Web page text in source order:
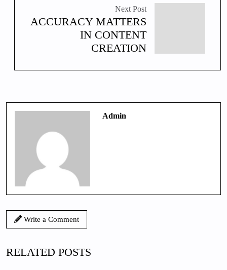
Next Post
ACCURACY MATTERS
IN CONTENT
CREATION
Admin
Write a Comment
RELATED POSTS